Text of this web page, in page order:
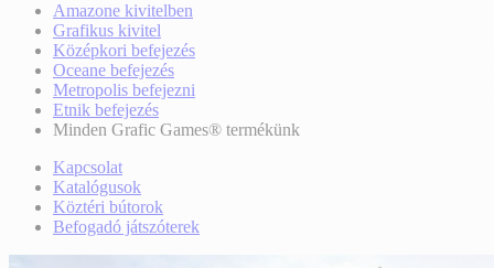
Amazone kivitelben
Grafikus kivitel
Középkori befejezés
Oceane befejezés
Metropolis befejezni
Etnik befejezés
Minden Grafic Games® termékünk
Kapcsolat
Katalógusok
Köztéri bútorok
Befogadó játszóterek